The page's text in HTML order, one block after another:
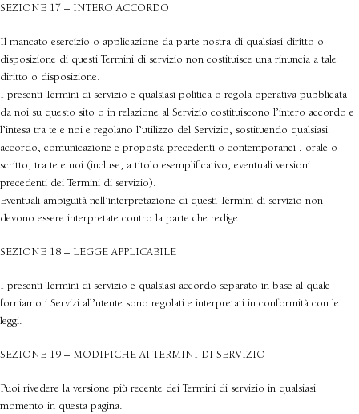
SEZIONE 17 – INTERO ACCORDO
Il mancato esercizio o applicazione da parte nostra di qualsiasi diritto o
disposizione di questi Termini di servizio non costituisce una rinuncia a tale
diritto o disposizione.
I presenti Termini di servizio e qualsiasi politica o regola operativa pubblicata
da noi su questo sito o in relazione al Servizio costituiscono l’intero accordo e
l’intesa tra te e noi e regolano l’utilizzo del Servizio, sostituendo qualsiasi
accordo, comunicazione e proposta precedenti o contemporanei , orale o
scritto, tra te e noi (incluse, a titolo esemplificativo, eventuali versioni
precedenti dei Termini di servizio).
Eventuali ambiguità nell’interpretazione di questi Termini di servizio non
devono essere interpretate contro la parte che redige.
SEZIONE 18 – LEGGE APPLICABILE
I presenti Termini di servizio e qualsiasi accordo separato in base al quale
forniamo i Servizi all’utente sono regolati e interpretati in conformità con le
leggi.
SEZIONE 19 – MODIFICHE AI TERMINI DI SERVIZIO
Puoi rivedere la versione più recente dei Termini di servizio in qualsiasi
momento in questa pagina.